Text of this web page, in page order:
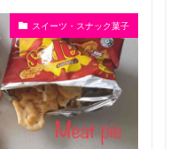
スイーツ・スナック菓子